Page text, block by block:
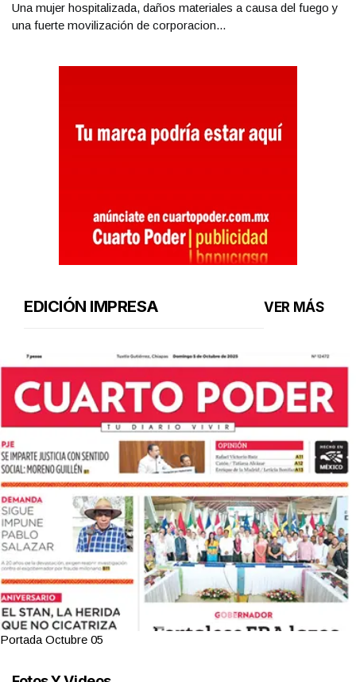
Una mujer hospitalizada, daños materiales a causa del fuego y
una fuerte movilización de corporacion...
EDICIÓN IMPRESA VER MÁS
Portada Octubre 05